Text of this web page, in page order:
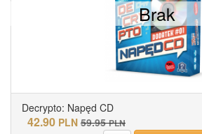
Decrypto: Napęd CD
42.90 PLN 59.95 PLN
Brak